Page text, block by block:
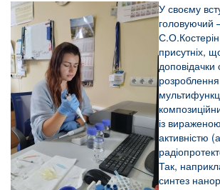
У своєму
головуючий
присутніх,
доповідачки
розроблення
із
активністю
Так,
синтез